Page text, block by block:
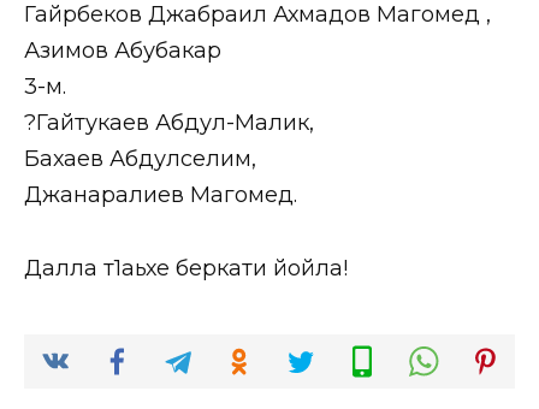
Гайрбеков Джабраил Ахмадов Магомед ,
Азимов Абубакар
3-м.
?Гайтукаев Абдул-Малик,
Бахаев Абдулселим,
Джанаралиев Магомед.
Далла т1аьхе беркати йойла!